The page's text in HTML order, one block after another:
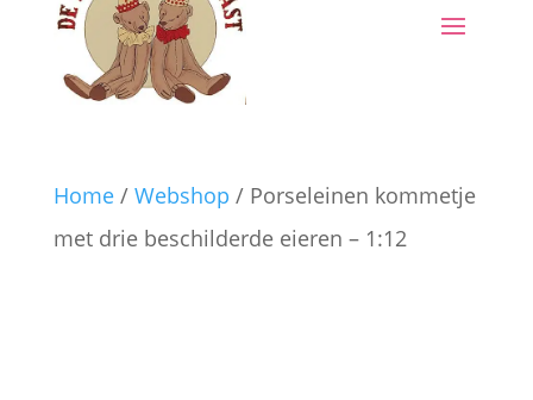
Home/ Webshop / Porseleinen kommetje
met drie beschilderde eieren – 1:12